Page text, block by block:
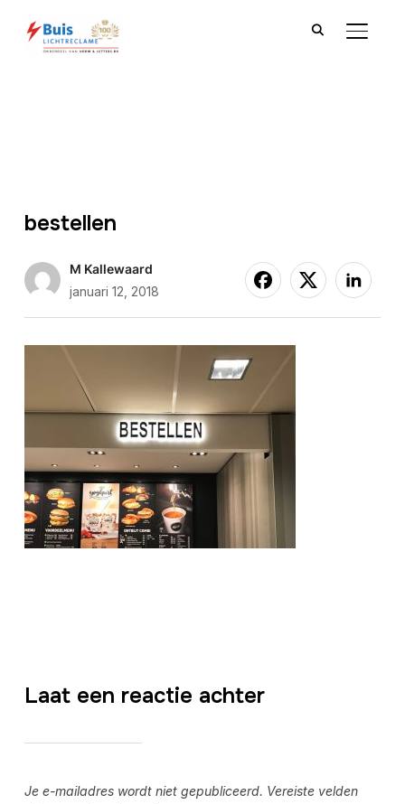
bestellen
M Kallewaard
januari 12, 2018
Laat een reactie achter
Je e-mailadres wordt niet gepubliceerd. Vereiste velden